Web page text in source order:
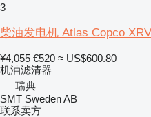
3
柴油发电机 Atlas Copco
¥4,055 €520 ≈ US$600.80
机油滤清器
瑞典
SMT Sweden AB
联系卖方